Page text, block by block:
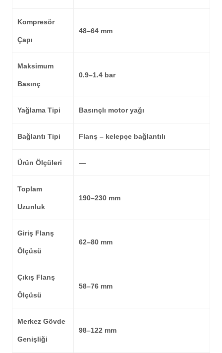
Kompresör
Çapı
48–64 mm
Maksimum
Basınç
0.9–1.4 bar
Yağlama Tipi Basınçlı motor yağı
Bağlantı Tipi Flanş – kelepçe bağlantılı
Ürün Ölçüleri —
Toplam
Uzunluk
190–230 mm
Giriş Flanş
Ölçüsü
62–80 mm
Çıkış Flanş
Ölçüsü
58–76 mm
Merkez Gövde
Genişliği
98–122 mm